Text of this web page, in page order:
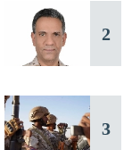
2
3